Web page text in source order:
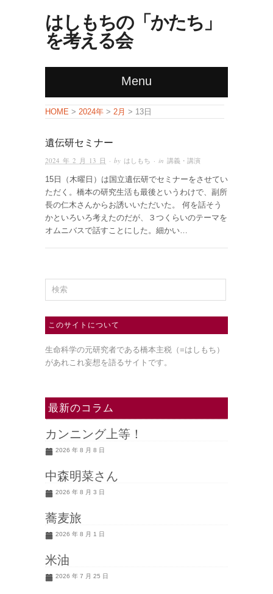
はしもちの「かたち」
を考える会
Menu
HOME > 2024年 > 2月 > 13日
遺伝研セミナー
2024 年 2 月 13 日 · by はしもち · in 講義・講演
15日（木曜日）は国立遺伝研でセミナーをさせてい
ただく。橋本の研究生活も最後というわけで、副所
長の仁木さんからお誘いいただいた。 何を話そう
かといろいろ考えたのだが、３つくらいのテーマを
オムニバスで話すことにした。細かい…
このサイトについて
生命科学の元研究者である橋本主税（=はしもち）
があれこれ妄想を語るサイトです。
最新のコラム
カンニング上等！
2026 年 8 月 8 日
中森明菜さん
2026 年 8 月 3 日
蕎麦旅
2026 年 8 月 1 日
米油
2026 年 7 月 25 日